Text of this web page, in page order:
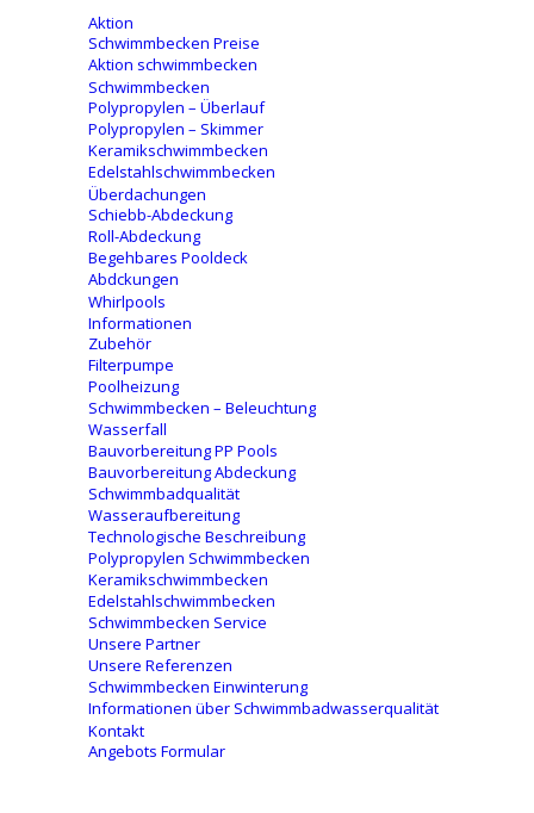
Aktion
Schwimmbecken Preise
Aktion schwimmbecken
Schwimmbecken
Polypropylen – Überlauf
Polypropylen – Skimmer
Keramikschwimmbecken
Edelstahlschwimmbecken
Überdachungen
Schiebb-Abdeckung
Roll-Abdeckung
Begehbares Pooldeck
Abdckungen
Whirlpools
Informationen
Zubehör
Filterpumpe
Poolheizung
Schwimmbecken – Beleuchtung
Wasserfall
Bauvorbereitung PP Pools
Bauvorbereitung Abdeckung
Schwimmbadqualität
Wasseraufbereitung
Technologische Beschreibung
Polypropylen Schwimmbecken
Keramikschwimmbecken
Edelstahlschwimmbecken
Schwimmbecken Service
Unsere Partner
Unsere Referenzen
Schwimmbecken Einwinterung
Informationen über Schwimmbadwasserqualität
Kontakt
Angebots Formular